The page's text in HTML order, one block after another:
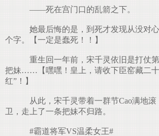
——死在宫门口的乱箭之下。
她最后悔的是，到死才发现从没对
个字。【一定是蠢死！！】
重生回一年前，宋千灵依旧是打仗第
把妹……【嘿嘿！皇上，请收下臣窑藏二
红”！】
从此，宋千灵带着一群节Cao满地滚
卫，走上了一条把妹不归路。
#霸道将军VS温柔女王#